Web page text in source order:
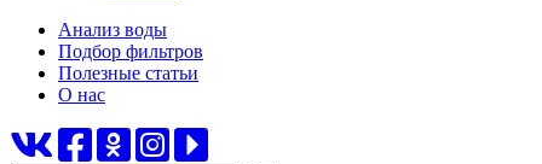
Анализ воды
Подбор фильтров
Полезные статьи
О нас